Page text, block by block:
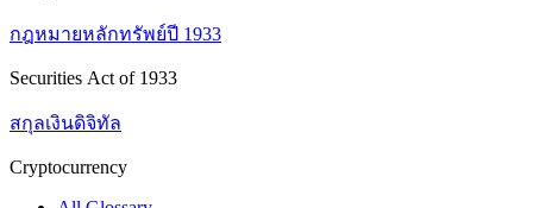
กฎหมายหลักทรัพย์ปี 1933
Securities Act of 1933
สกุลเงินดิจิทัล
Cryptocurrency